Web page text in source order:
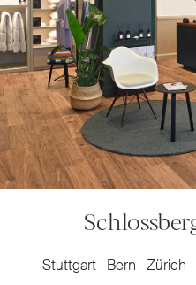
Stuttgart Bern Zürich